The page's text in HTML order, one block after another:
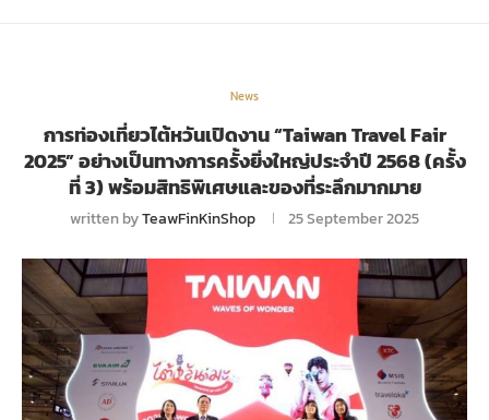
News
การท่องเที่ยวไต้หวันเปิดงาน “Taiwan Travel Fair
2025” อย่างเป็นทางการครั้งยิ่งใหญ่ประจำปี 2568 (ครั้ง
ที่ 3) พร้อมสิทธิพิเศษและของที่ระลึกมากมาย
written byTeawFinKinShop 25 September 2025